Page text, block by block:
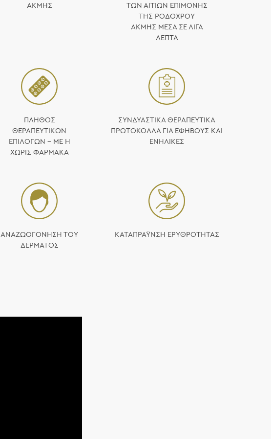
ΑΚΜΗΣ
ΤΩΝ ΑΙΤΙΏΝ ΕΠΙΜΟΝΉΣ
ΤΗΣ ΡΟΔΌΧΡΟΥ
ΑΚΜΉΣ ΜΈΣΑ ΣΕ ΛΊΓΑ
ΛΕΠΤΆ
ΠΛΗΘΟΣ
ΘΕΡΑΠΕΥΤΙΚΩΝ
ΕΠΙΛΟΓΩΝ – ΜΕ Η
ΧΩΡΙΣ ΦΑΡΜΑΚΑ
ΣΥΝΔΥΑΣΤΙΚΑ ΘΕΡΑΠΕΥΤΙΚΑ
ΠΡΩΤΟΚΟΛΛΑ ΓΙΑ ΕΦΗΒΟΥΣ ΚΑΙ
ΕΝΗΛΙΚΕΣ
ΑΝΑΖΩΟΓΟΝΗΣΗ ΤΟΥ
ΔΕΡΜΑΤΟΣ
ΚΑΤΑΠΡΑΫΝΣΗ ΕΡΥΘΡΟΤΗΤΑΣ